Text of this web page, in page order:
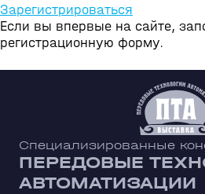
Зарегистрироваться
Если вы впервые на сайте,
регистрационную форму.
Специализированные
ПЕРЕДОВЫЕ
АВТОМАТИЗАЦИИ